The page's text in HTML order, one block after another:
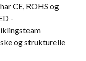
CE, ROHS og
-
og strukturelle